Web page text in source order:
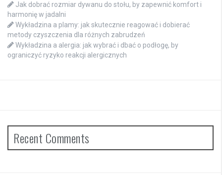
Jak dobrać rozmiar dywanu do stołu, by zapewnić komfort i
harmonię w jadalni
Wykładzina a plamy: jak skutecznie reagować i dobierać
metody czyszczenia dla różnych zabrudzeń
Wykładzina a alergia: jak wybrać i dbać o podłogę, by
ograniczyć ryzyko reakcji alergicznych
Recent Comments